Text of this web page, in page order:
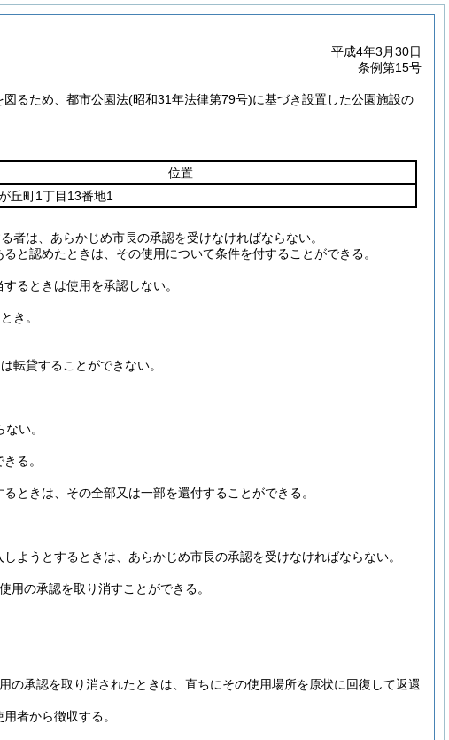
平成4年3月30日
条例第15号
るため、都市公園法(昭和31年法律第79号)に基づき設置した公園施設の
位置
丘町1丁目13番地1
者は、あらかじめ市長の承認を受けなければならない。
と認めたときは、その使用について条件を付することができる。
るときは使用を承認しない。
き。
転貸することができない。
い。
る。
ときは、その全部又は一部を還付することができる。
ようとするときは、あらかじめ市長の承認を受けなければならない。
用の承認を取り消すことができる。
承認を取り消されたときは、直ちにその使用場所を原状に回復して返還
者から徴収する。